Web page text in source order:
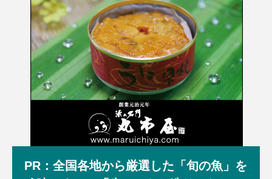
PR：全国各地から厳選した「旬の魚」を